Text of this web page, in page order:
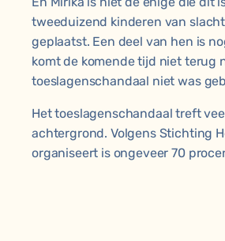
tweeduizend kinderen van
geplaatst. Een deel van hen is
komt de komende tijd niet terug
toeslagenschandaal niet was
Het toeslagenschandaal treft
achtergrond. Volgens Stichting
organiseert is ongeveer 70